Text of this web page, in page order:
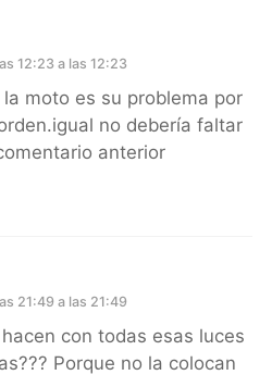
12:23 a las 12:23
moto es su problema por
no debería faltar
anterior
21:49 a las 21:49
con todas esas luces
Porque no la colocan